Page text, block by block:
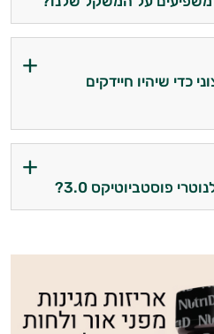
כדי שיהיו חיידקים